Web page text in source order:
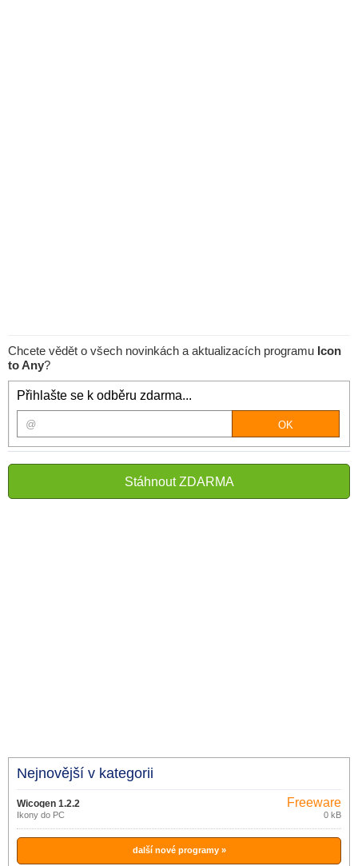
Chcete vědět o všech novinkách a aktualizacích programu Icon
to Any?
Přihlašte se k odběru zdarma...
Stáhnout ZDARMA
Nejnovější v kategorii
Wicogen 1.2.2
Ikony do PC
Freeware
0 kB
další nové programy »